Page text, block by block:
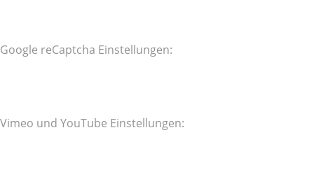
Google reCaptcha Einstellungen:
Vimeo und YouTube Einstellungen: